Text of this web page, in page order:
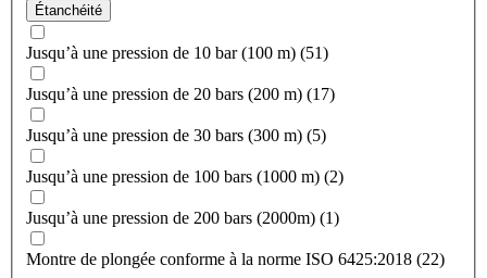
Étanchéité
Jusqu’à une pression de 10 bar (100 m) (51)
Jusqu’à une pression de 20 bars (200 m) (17)
Jusqu’à une pression de 30 bars (300 m) (5)
Jusqu’à une pression de 100 bars (1000 m) (2)
Jusqu’à une pression de 200 bars (2000m) (1)
Montre de plongée conforme à la norme ISO 6425:2018 (22)